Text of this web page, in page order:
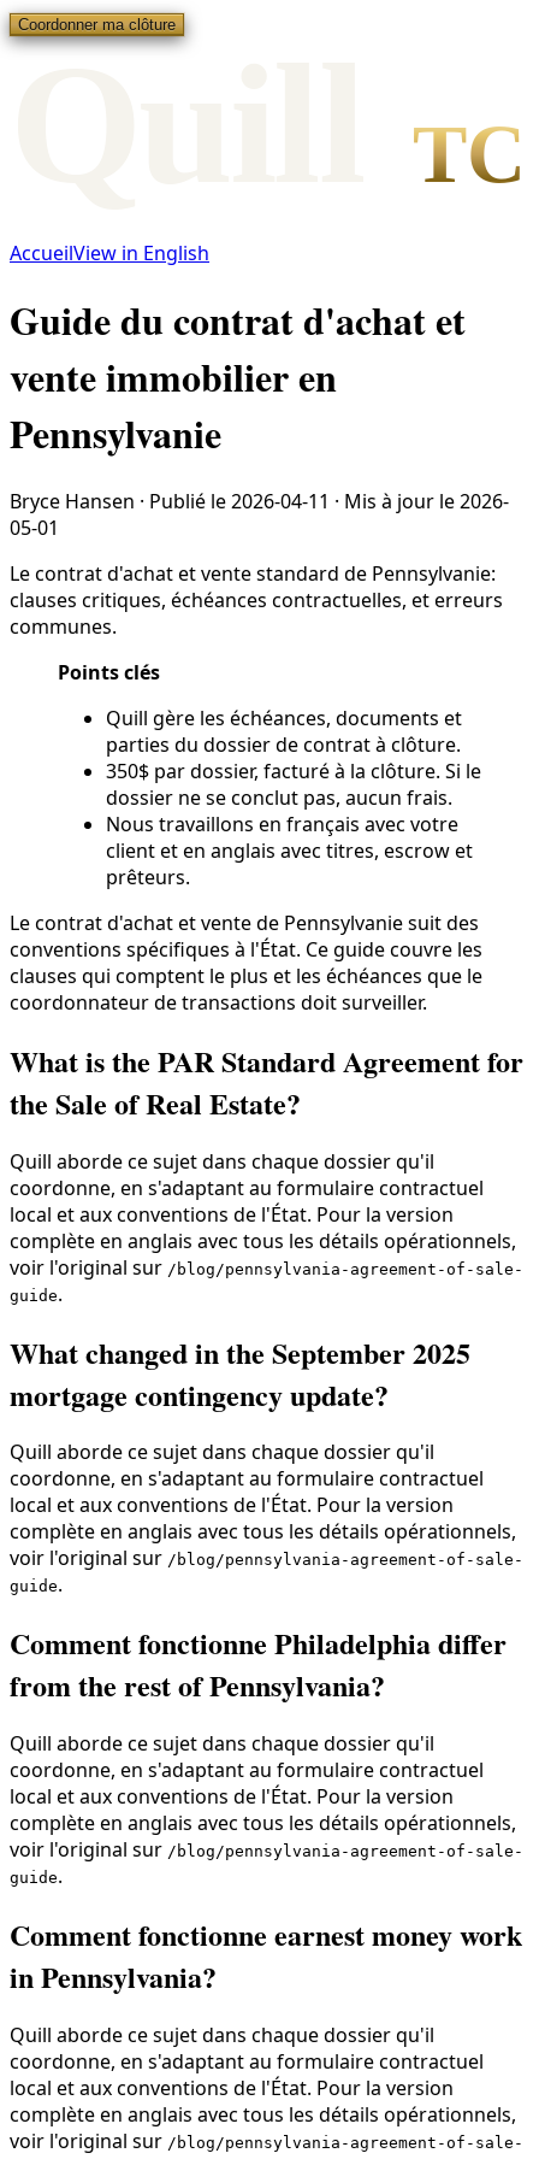
Coordonner ma clôture
TC
AccueilView in English
Guide du contrat d'achat et
vente immobilier en
Pennsylvanie
Bryce Hansen · Publié le2026-04-11 · Mis à jour le2026-
05-01
Le contrat d'achat et vente standard de Pennsylvanie:
clauses critiques, échéances contractuelles, et erreurs
communes.
Points clés
Quill gère les échéances, documents et
parties du dossier de contrat à clôture.
350$ par dossier, facturé à la clôture. Si le
dossier ne se conclut pas, aucun frais.
Nous travaillons en français avec votre
client et en anglais avec titres, escrow et
prêteurs.
Le contrat d'achat et vente de Pennsylvanie suit des
conventions spécifiques à l'État. Ce guide couvre les
clauses qui comptent le plus et les échéances que le
coordonnateur de transactions doit surveiller.
What is the PAR Standard Agreement for
the Sale of Real Estate?
Quill aborde ce sujet dans chaque dossier qu'il
coordonne, en s'adaptant au formulaire contractuel
local et aux conventions de l'État. Pour la version
complète en anglais avec tous les détails opérationnels,
voir l'original sur /blog/pennsylvania-agreement-of-sale-
guide.
What changed in the September 2025
mortgage contingency update?
Quill aborde ce sujet dans chaque dossier qu'il
coordonne, en s'adaptant au formulaire contractuel
local et aux conventions de l'État. Pour la version
complète en anglais avec tous les détails opérationnels,
voir l'original sur /blog/pennsylvania-agreement-of-sale-
guide.
Comment fonctionne Philadelphia differ
from the rest of Pennsylvania?
Quill aborde ce sujet dans chaque dossier qu'il
coordonne, en s'adaptant au formulaire contractuel
local et aux conventions de l'État. Pour la version
complète en anglais avec tous les détails opérationnels,
voir l'original sur /blog/pennsylvania-agreement-of-sale-
guide.
Comment fonctionne earnest money work
in Pennsylvania?
Quill aborde ce sujet dans chaque dossier qu'il
coordonne, en s'adaptant au formulaire contractuel
local et aux conventions de l'État. Pour la version
complète en anglais avec tous les détails opérationnels,
voir l'original sur /blog/pennsylvania-agreement-of-sale-